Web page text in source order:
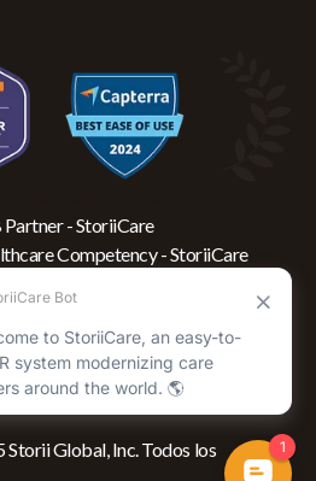
Global, Inc. Todos los